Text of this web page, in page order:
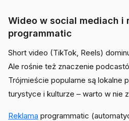
Wideo w social mediach i
programmatic
Short video (TikTok, Reels)
Ale rośnie też znaczenie
Trójmieście popularne są lokalne
turystyce i kulturze – warto w nie
Reklama programmatic